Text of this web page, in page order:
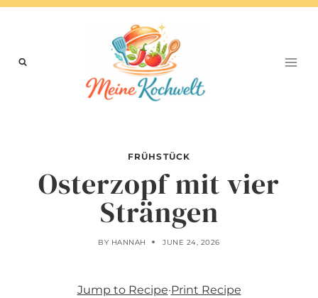
Skip
FRÜHSTÜCK
Osterzopf mit vier
Strängen
BY HANNAH JUNE 24, 2026
Jump to Recipe·Print Recipe